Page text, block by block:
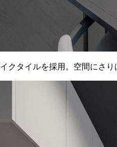
クタイルを採用。空間にさ